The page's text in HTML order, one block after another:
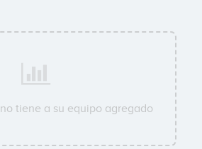
no tiene a su equipo agregado